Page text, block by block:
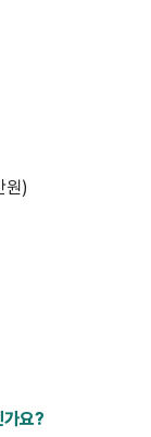
원)
요?